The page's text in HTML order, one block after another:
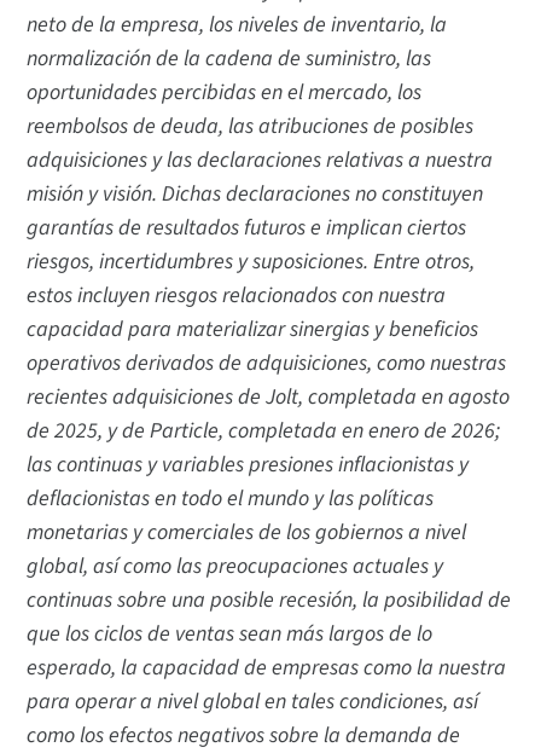
neto de la empresa, los niveles de inventario, la
normalización de la cadena de suministro, las
oportunidades percibidas en el mercado, los
reembolsos de deuda, las atribuciones de posibles
adquisiciones y las declaraciones relativas a nuestra
misión y visión. Dichas declaraciones no constituyen
garantías de resultados futuros e implican ciertos
riesgos, incertidumbres y suposiciones. Entre otros,
estos incluyen riesgos relacionados con nuestra
capacidad para materializar sinergias y beneficios
operativos derivados de adquisiciones, como nuestras
recientes adquisiciones de Jolt, completada en agosto
de 2025, y de Particle, completada en enero de 2026;
las continuas y variables presiones inflacionistas y
deflacionistas en todo el mundo y las políticas
monetarias y comerciales de los gobiernos a nivel
global, así como las preocupaciones actuales y
continuas sobre una posible recesión, la posibilidad de
que los ciclos de ventas sean más largos de lo
esperado, la capacidad de empresas como la nuestra
para operar a nivel global en tales condiciones, así
como los efectos negativos sobre la demanda de